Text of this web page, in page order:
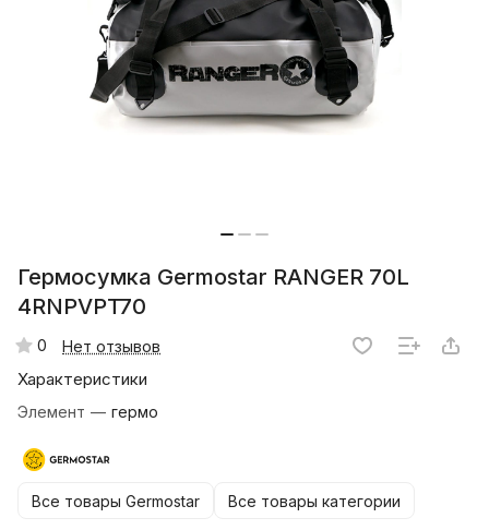
Гермосумка Germostar RANGER 70L
4RNPVPT70
0 Нет отзывов
Характеристики
Элемент — гермо
Все товары Germostar Все товары категории